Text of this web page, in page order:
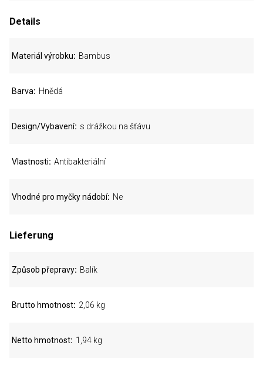
Details
Materiál výrobku Bambus
Barva Hnědá
Design/Vybavení s drážkou na šťávu
Vlastnosti Antibakteriální
Vhodné pro myčky nádobí Ne
Lieferung
Způsob přepravy Balík
Brutto hmotnost 2,06 kg
Netto hmotnost 1,94 kg